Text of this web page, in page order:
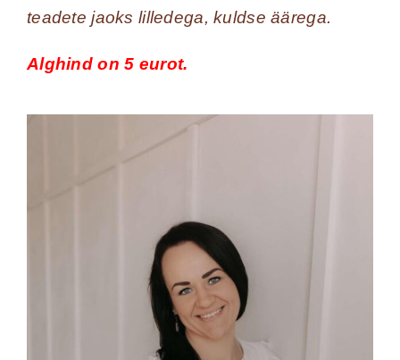
teadete jaoks lilledega, kuldse äärega.
Alghind on 5 eurot.